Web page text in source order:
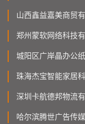
山西鑫益嘉美商贸
郑州蒙软网络科技
城阳区广岸晶办公
珠海杰宝智能家居
深圳卡航德邦物流
哈尔滨腾世广告传